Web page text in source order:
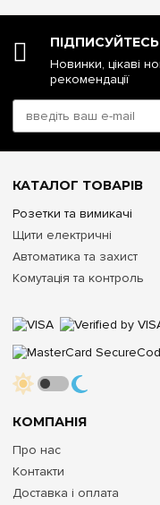
Новинки, цікаві
рекомендації
КОМПАНІЯ
Про нас
Контакти
Доставка і оплата
КАТАЛОГ ТОВАРІВ
Розетки та вимикачі
Щити електричні
Автоматика та захист
Комутація та контроль